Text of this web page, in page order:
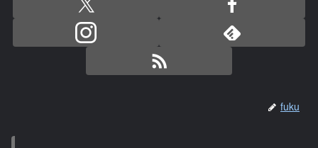
fuku